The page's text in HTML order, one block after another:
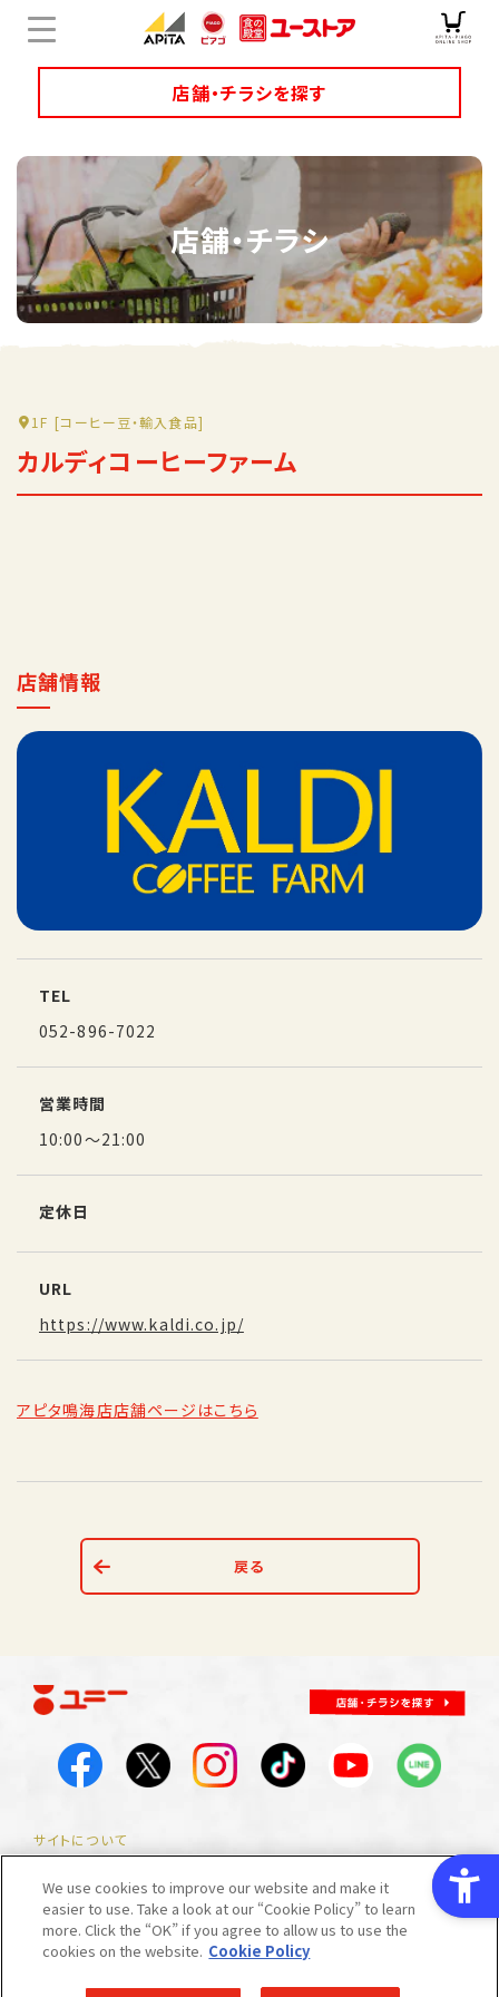
店舗・チラシを探す
店舗チラシ検索
ユニーのオリジナル商品
キャンペーン・特集
オンラインショップ
企業情報
店舗・チラシ
1F [コーヒー豆・輸入食品]
カルディコーヒーファーム
店舗情報
TEL
052-896-7022
営業時間
10:00～21:00
定休日
URL
https://www.kaldi.co.jp/
アピタ鳴海店店舗ページはこちら
戻る
サイトについて
プライバシーポリシー
反社会的勢力に対する基本方針
お問い合わせ
マイ店舗
外部送信規律について
We use cookies to improve our website and make it
easier to use. Take a look at our “Cookie Policy” to learn
more. Click the “OK” if you agree to allow us to use the
cookies on the website. Cookie Policy